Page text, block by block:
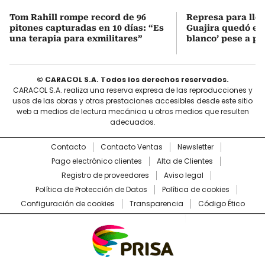
Tom Rahill rompe record de 96
pitones capturadas en 10 días: “Es
una terapia para exmilitares”
Represa para
Guajira quedó en
blanco’ pese a
© CARACOL S.A. Todos los derechos reservados.
CARACOL S.A. realiza una reserva expresa de las reproducciones y
usos de las obras y otras prestaciones accesibles desde este sitio
web a medios de lectura mecánica u otros medios que resulten
adecuados.
Contacto Contacto Ventas
Newsletter
Pago electrónico clientes
Alta de Clientes
Registro de proveedores
Aviso legal
Política de Protección de Datos
Política de cookies
Configuración de cookies
Transparencia Código Ético